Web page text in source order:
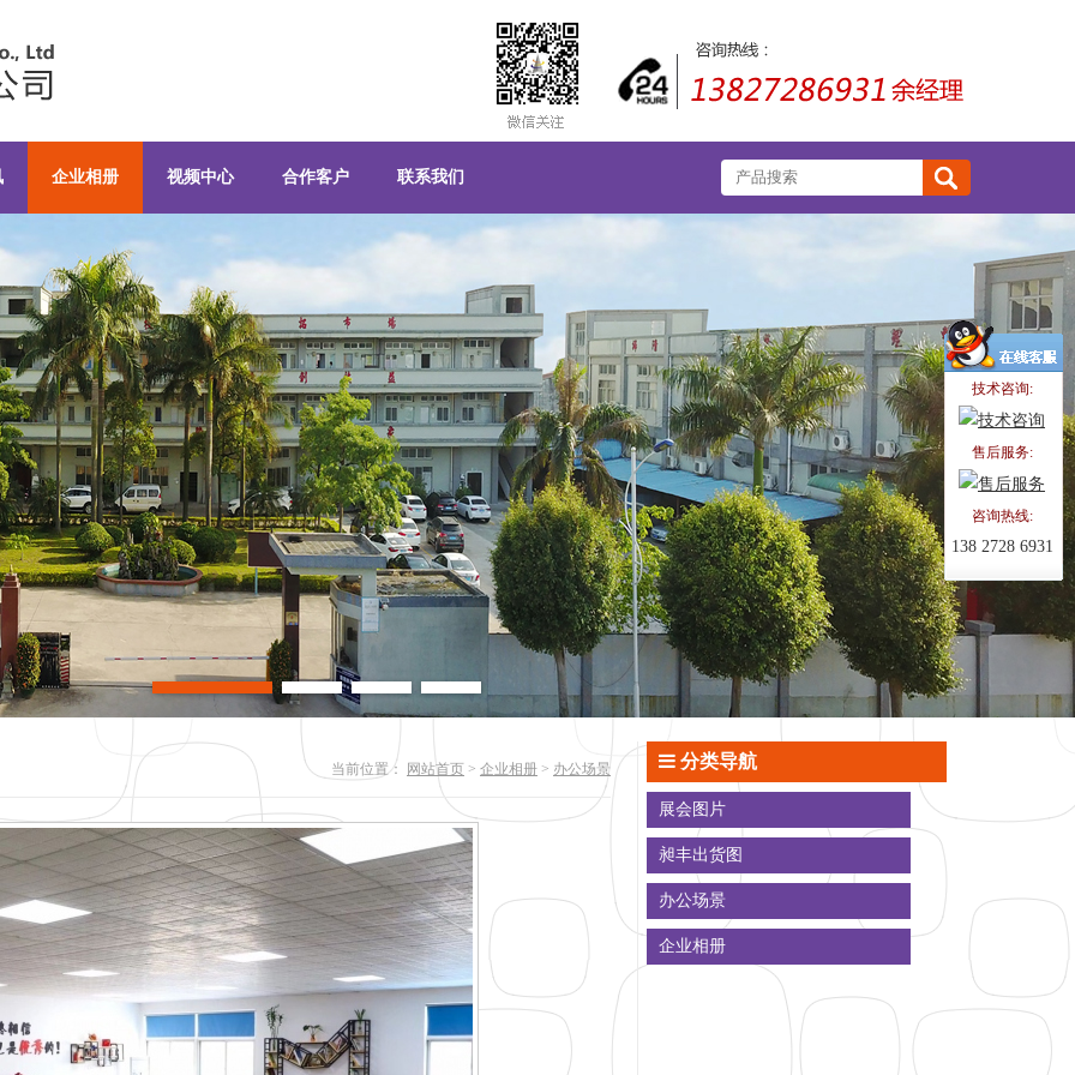
有限公司
企业相册 视频中心 合作客户 联系我们
当前位置： 网站首页 > 企业相册 > 办公场景 分类导航
展会图片
昶丰出货图
办公场景
企业相册
技术咨询:
售后服务:
咨询热线:
138 2728 6931